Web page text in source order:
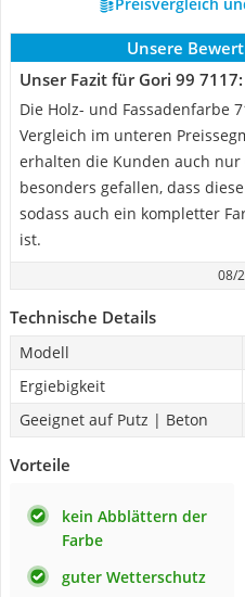
Unsere
Unser Fazit für Gori 99 7117:
Die Holz- und Fassadenfarbe
Vergleich im unteren
erhalten die Kunden auch nur
besonders gefallen, dass
sodass auch ein kompletter
ist.
08/
Technische Details
Modell
Ergiebigkeit
Geeignet auf Putz | Beton
Vorteile
kein Abblättern der
Farbe
guter Wetterschutz